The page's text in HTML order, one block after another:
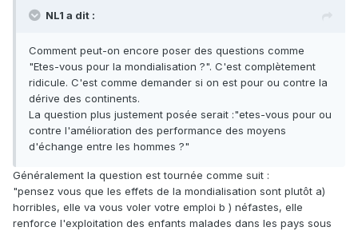
NL1 a dit :
Comment peut-on encore poser des questions comme
"Etes-vous pour la mondialisation ?". C'est complètement
ridicule. C'est comme demander si on est pour ou contre la
dérive des continents.
La question plus justement posée serait :"etes-vous pour ou
contre l'amélioration des performance des moyens
d'échange entre les hommes ?"
Généralement la question est tournée comme suit :
"pensez vous que les effets de la mondialisation sont plutôt a)
horribles, elle va vous voler votre emploi b ) néfastes, elle
renforce l'exploitation des enfants malades dans les pays sous